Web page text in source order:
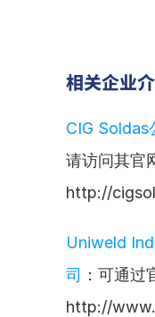
相关企业
CIG Soldas
请访问其官
http://
Uniweld
司 ：可通过
http://